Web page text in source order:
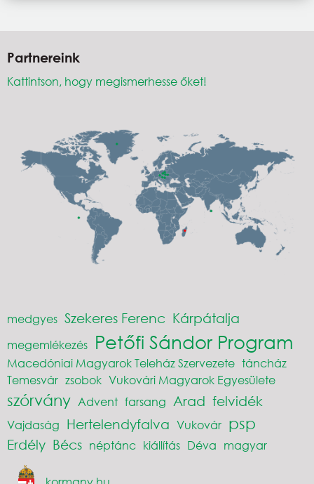
Partnereink
Kattintson, hogy megismerhesse őket!
medgyes Szekeres Ferenc Kárpátalja
megemlékezés Petőfi Sándor Program
Macedóniai Magyarok Teleház Szervezete táncház
Temesvár zsobok Vukovári Magyarok Egyesülete
szórvány Advent farsang Arad felvidék
Vajdaság Hertelendyfalva Vukovár psp
Erdély Bécs néptánc kiállítás Déva magyar
kormany.hu